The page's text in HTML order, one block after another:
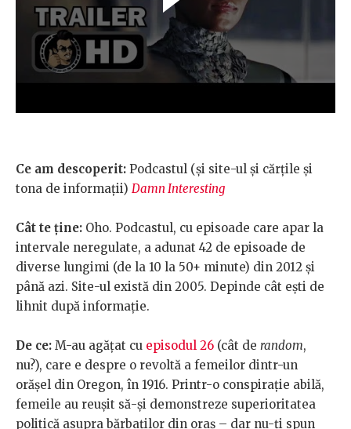
Ce am descoperit: Podcastul (și site-ul și cărțile și
tona de informații) Damn Interesting
Cât te ține: Oho. Podcastul, cu episoade care apar la
intervale neregulate, a adunat 42 de episoade de
diverse lungimi (de la 10 la 50+ minute) din 2012 și
până azi. Site-ul există din 2005. Depinde cât ești de
lihnit după informație.
De ce: M-au agățat cu episodul 26 (cât de random,
nu?), care e despre o revoltă a femeilor dintr-un
orășel din Oregon, în 1916. Printr-o conspirație abilă,
femeile au reușit să-și demonstreze superioritatea
politică asupra bărbaților din oraș – dar nu-ți spun